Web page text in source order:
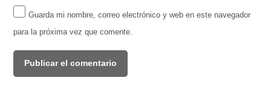
Guarda mi nombre, correo electrónico y web en este navegador
para la próxima vez que comente.